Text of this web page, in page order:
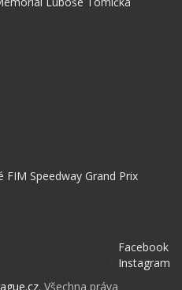
Speedway Grand Prix
Facebook
Instagram
. Všechna práva